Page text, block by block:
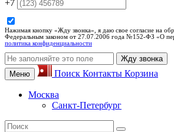
+7
Нажимая кнопку «Жду звонка», я даю свое согласие на
Федеральным законом от 27.07.2006 года №152-ФЗ «О
политика конфиденциальности
Жду звонка
Меню
Поиск Контакты Корзина
Москва
Санкт-Петербург